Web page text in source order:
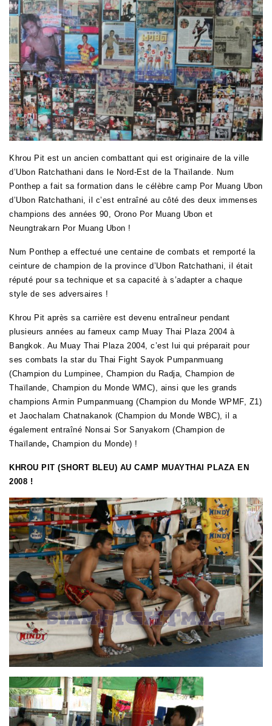
Khrou Pit est un ancien combattant qui est originaire de la ville
d’Ubon Ratchathani dans le Nord-Est de la Thaïlande. Num
Ponthep a fait sa formation dans le célèbre camp Por Muang Ubon
d’Ubon Ratchathani, il c’est entraîné au côté des deux immenses
champions des années 90, Orono Por Muang Ubon et
Neungtrakarn Por Muang Ubon !
Num Ponthep a effectué une centaine de combats et remporté la
ceinture de champion de la province d’Ubon Ratchathani, il était
réputé pour sa technique et sa capacité à s’adapter a chaque
style de ses adversaires !
Khrou Pit après sa carrière est devenu entraîneur pendant
plusieurs années au fameux camp Muay Thai Plaza 2004 à
Bangkok. Au Muay Thai Plaza 2004, c’est lui qui préparait pour
ses combats la star du Thai Fight Sayok Pumpanmuang
(Champion du Lumpinee, Champion du Radja, Champion de
Thaïlande, Champion du Monde WMC), ainsi que les grands
champions Armin Pumpanmuang (Champion du Monde WPMF, Z1)
et Jaochalam Chatnakanok (Champion du Monde WBC), il a
également entraîné Nonsai Sor Sanyakorn (Champion de
Thaïlande, Champion du Monde) !
KHROU PIT (SHORT BLEU) AU CAMP MUAYTHAI PLAZA EN
2008 !